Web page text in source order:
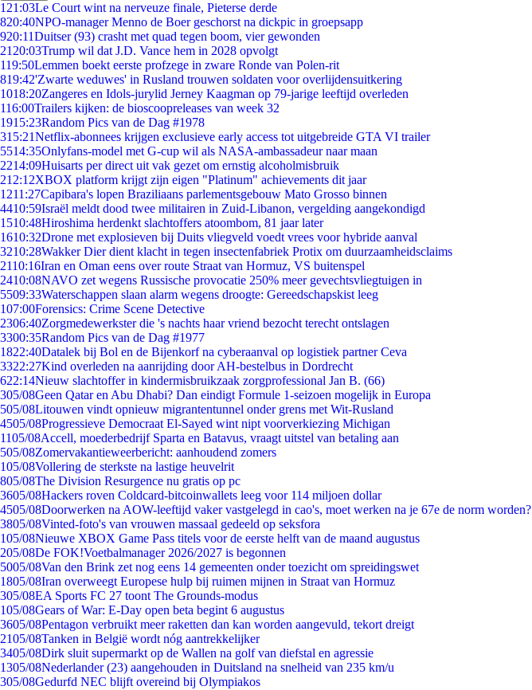
1 21:03Le Court wint na nerveuze finale, Pieterse derde
820:40NPO-manager Menno de Boer geschorst na dickpic in groepsapp
920:11Duitser (93) crasht met quad tegen boom, vier gewonden
21 20:03Trump wil dat J.D. Vance hem in 2028 opvolgt
119:50Lemmen boekt eerste profzege in zware Ronde van Polen-rit
819:42'Zwarte weduwes' in Rusland trouwen soldaten voor overlijdensuitkering
1018:20Zangeres en Idols-jurylid Jerney Kaagman op 79-jarige leeftijd overleden
116:00Trailers kijken: de bioscoopreleases van week 32
1915:23Random Pics van de Dag #1978
315:21Netflix-abonnees krijgen exclusieve early access tot uitgebreide GTA VI trailer
5514:35Onlyfans-model met G-cup wil als NASA-ambassadeur naar maan
2214:09Huisarts per direct uit vak gezet om ernstig alcoholmisbruik
212:12XBOX platform krijgt zijn eigen "Platinum" achievements dit jaar
1211:27Capibara's lopen Braziliaans parlementsgebouw Mato Grosso binnen
4410:59Israël meldt dood twee militairen in Zuid-Libanon, vergelding aangekondigd
1510:48Hiroshima herdenkt slachtoffers atoombom, 81 jaar later
1610:32Drone met explosieven bij Duits vliegveld voedt vrees voor hybride aanval
3210:28Wakker Dier dient klacht in tegen insectenfabriek Protix om duurzaamheidsclaims
2110:16Iran en Oman eens over route Straat van Hormuz, VS buitenspel
2410:08NAVO zet wegens Russische provocatie 250% meer gevechtsvliegtuigen in
5509:33Waterschappen slaan alarm wegens droogte: Gereedschapskist leeg
107:00Forensics: Crime Scene Detective
2306:40Zorgmedewerkster die 's nachts haar vriend bezocht terecht ontslagen
3300:35Random Pics van de Dag #1977
1822:40Datalek bij Bol en de Bijenkorf na cyberaanval op logistiek partner Ceva
3322:27Kind overleden na aanrijding door AH-bestelbus in Dordrecht
622:14Nieuw slachtoffer in kindermisbruikzaak zorgprofessional Jan B. (66)
305/08Geen Qatar en Abu Dhabi? Dan eindigt Formule 1-seizoen mogelijk in Europa
505/08Litouwen vindt opnieuw migrantentunnel onder grens met Wit-Rusland
4505/08Progressieve Democraat El-Sayed wint nipt voorverkiezing Michigan
1105/08Accell, moederbedrijf Sparta en Batavus, vraagt uitstel van betaling aan
505/08Zomervakantieweerbericht: aanhoudend zomers
105/08Vollering de sterkste na lastige heuvelrit
805/08The Division Resurgence nu gratis op pc
3605/08Hackers roven Coldcard-bitcoinwallets leeg voor 114 miljoen dollar
4505/08Doorwerken na AOW-leeftijd vaker vastgelegd in cao's, moet werken na je 67e de norm worden?
3805/08Vinted-foto's van vrouwen massaal gedeeld op seksfora
105/08Nieuwe XBOX Game Pass titels voor de eerste helft van de maand augustus
205/08De FOK!Voetbalmanager 2026/2027 is begonnen
5005/08Van den Brink zet nog eens 14 gemeenten onder toezicht om spreidingswet
1805/08Iran overweegt Europese hulp bij ruimen mijnen in Straat van Hormuz
305/08EA Sports FC 27 toont The Grounds-modus
105/08Gears of War: E-Day open beta begint 6 augustus
3605/08Pentagon verbruikt meer raketten dan kan worden aangevuld, tekort dreigt
2105/08Tanken in België wordt nóg aantrekkelijker
3405/08Dirk sluit supermarkt op de Wallen na golf van diefstal en agressie
1305/08Nederlander (23) aangehouden in Duitsland na snelheid van 235 km/u
305/08Gedurfd NEC blijft overeind bij Olympiakos